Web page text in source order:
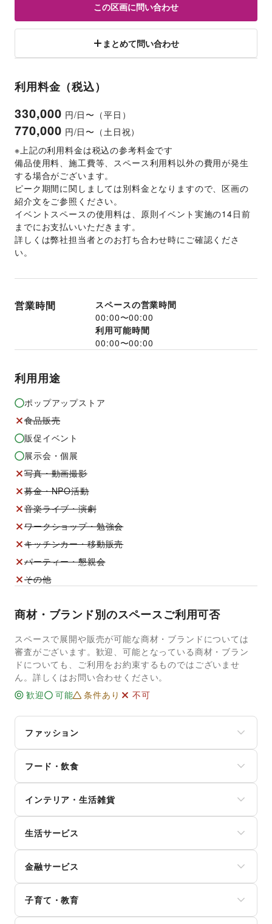
この区画に問い合わせ
まとめて問い合わせ
利用料金（税込）
330,000 円/日〜（平日）
770,000 円/日〜（土日祝）
※上記の利用料金は税込の参考料金です
備品使用料、施工費等、スペース利用料以外の費用が発生
する場合がございます。
ピーク期間に関しましては別料金となりますので、区画の
紹介文をご参照ください。
イベントスペースの使用料は、原則イベント実施の14日前
までにお支払いいただきます。
詳しくは弊社担当者とのお打ち合わせ時にご確認くださ
い。
営業時間
スペースの営業時間
00:00〜00:00
利用可能時間
00:00〜00:00
利用用途
ポップアップストア
食品販売
販促イベント
展示会・個展
写真・動画撮影
募金・NPO活動
音楽ライブ・演劇
ワークショップ・勉強会
キッチンカー・移動販売
パーティー・懇親会
その他
商材・ブランド別のスペースご利用可否
スペースで展開や販売が可能な商材・ブランドについては
審査がございます。歓迎、可能となっている商材・ブラン
ドについても、ご利用をお約束するものではございませ
ん。詳しくはお問い合わせください。
歓迎
可能 条件あり 不可
ファッション
レディースファッション
ユニセックス
インナー・ルームウェア
キッズ・ベビー・マタニティ
スポーツ
シーズナルウェア
腕時計
靴
バッグ・革小物
ファッション雑貨
和服・着物
フード・飲食
和菓子
パン
お弁当・惣菜
軽食・ホットスナック
コーヒー・紅茶
その他飲料
食材・調味料
物産展・マルシェ
インテリア・生活雑貨
寝具・ベッド
家具・家電
キッチン雑貨・調理器具
掃除用品・生活便利品
文房具
手芸・ハンドメイド
生活サービス
インターネット・プロバイダ
電気・ガス
ウォーターサーバー
ハウスクリーニング・家事代行
定期宅配
金融サービス
保険
銀行
子育て・教育